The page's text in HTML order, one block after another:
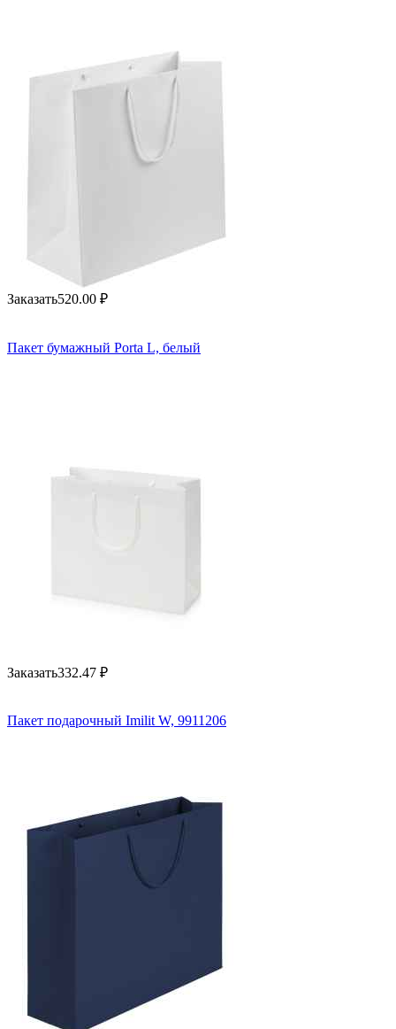
Заказать520.00 ₽
Пакет бумажный Porta L, белый
Заказать332.47 ₽
Пакет подарочный Imilit W, 9911206